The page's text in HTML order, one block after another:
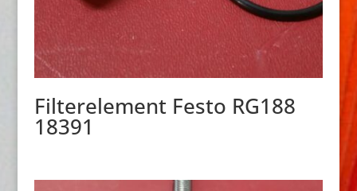
Filterelement Festo RG188
18391